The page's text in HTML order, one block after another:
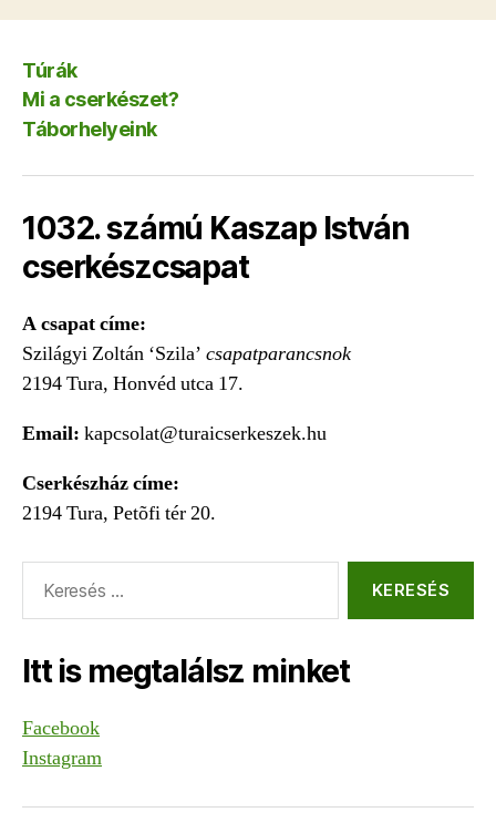
Túrák
Mi a cserkészet?
Táborhelyeink
1032. számú Kaszap István
cserkészcsapat
A csapat címe:
Szilágyi Zoltán ‘Szila’ csapatparancsnok
2194 Tura, Honvéd utca 17.
Email: kapcsolat@turaicserkeszek.hu
Cserkészház címe:
2194 Tura, Petõfi tér 20.
Itt is megtalálsz minket
Facebook
Instagram